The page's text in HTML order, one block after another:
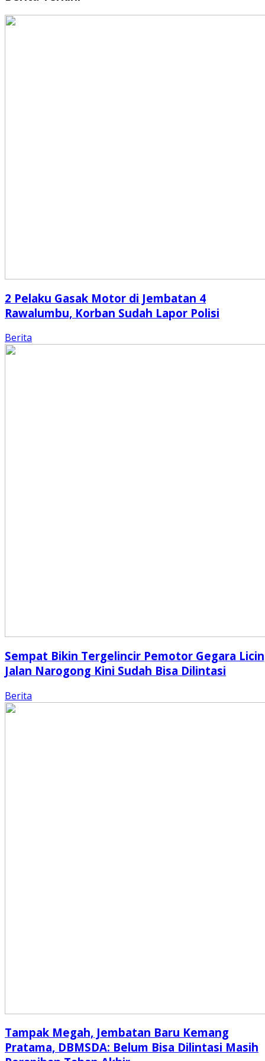
2 Pelaku Gasak Motor di Jembatan 4
Rawalumbu, Korban Sudah Lapor Polisi
Berita
Sempat Bikin Tergelincir Pemotor Gegara
Jalan Narogong Kini Sudah Bisa Dilintasi
Berita
Tampak Megah, Jembatan Baru Kemang
Pratama, DBMSDA: Belum Bisa Dilintasi Masih